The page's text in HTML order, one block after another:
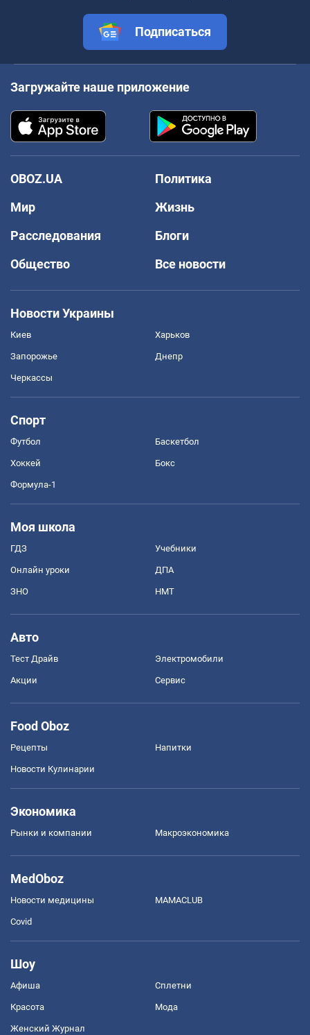
Подписаться
Загружайте наше приложение
OBOZ.UA
Политика
Мир
Жизнь
Расследования
Блоги
Общество
Все новости
Новости Украины
Киев Харьков
Запорожье Днепр
Черкассы
Спорт
Футбол Баскетбол
Хоккей Бокс
Формула-1
Моя школа
ГДЗ Учебники
Онлайн уроки ДПА
ЗНО НМТ
Авто
Тест Драйв Электромобили
Акции Сервис
Food Oboz
Рецепты Напитки
Новости Кулинарии
Экономика
Рынки и компании Mакроэкономика
MedOboz
Новости медицины MAMACLUB
Covid
Шоу
Афиша Сплетни
Красота Мода
Женский Журнал